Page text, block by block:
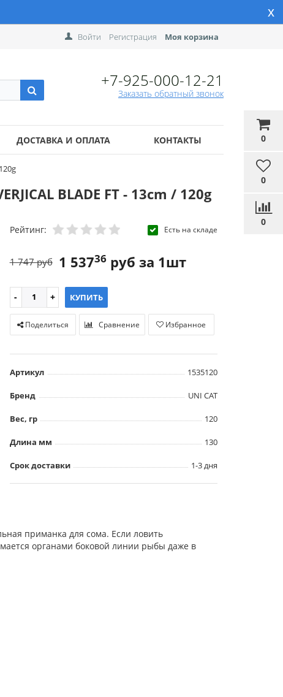
x
0
0
0
Войти Регистрация Моя корзина
+7-925-000-12-21
Заказать обратный звонок
ДОСТАВКА И ОПЛАТА КОНТАКТЫ
BLADE FT - 13cm / 120g
Рейтинг: Есть на складе
1 53736руб за 1шт
1 747 руб
КУПИТЬ
Поделиться Сравнение Избранное
Артикул 1535120
Бренд UNI CAT
Вес, гр 120
Длина мм 130
Срок доставки 1-3 дня
приманка для сома. Если ловить
органами боковой линии рыбы даже в